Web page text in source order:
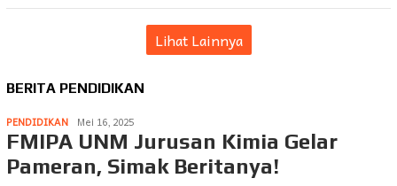
Lihat Lainnya
BERITA PENDIDIKAN
PENDIDIKAN Mei 16, 2025
FMIPA UNM Jurusan Kimia Gelar
Pameran, Simak Beritanya!